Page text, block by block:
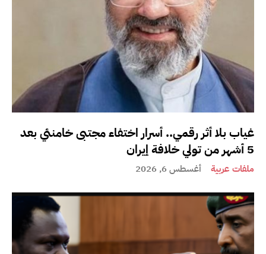
غياب بلا أثر رقمي.. أسرار اختفاء مجتبى خامنئي بعد
5 أشهر من تولي خلافة إيران
ملفات عربية أغسطس 6, 2026